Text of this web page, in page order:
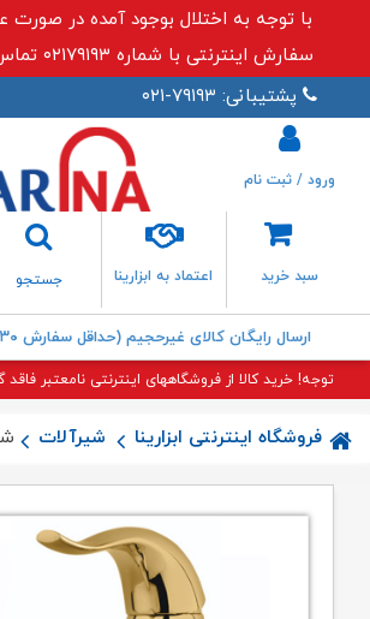
با توجه به اختلال بوجود آمده در صورت
سفارش اینترنتی با شماره ۰۲۱۷۹۱۹۳ تماس حاصل نمایید
پشتیبانی: ۷۹۱۹۳-۰۲۱
سبد خرید اعتماد به ابزارینا
جستجو
جستجو
ورود / ثبت نام
ارسال رایگان کالای غیرحجیم (حداقل سفارش ۳۰ میلیون تومان )
توجه! خرید کالا از فروشگاههای اینترنتی نامعتبر
فروشگاه اینترنتی ابزارینا شیرآلات